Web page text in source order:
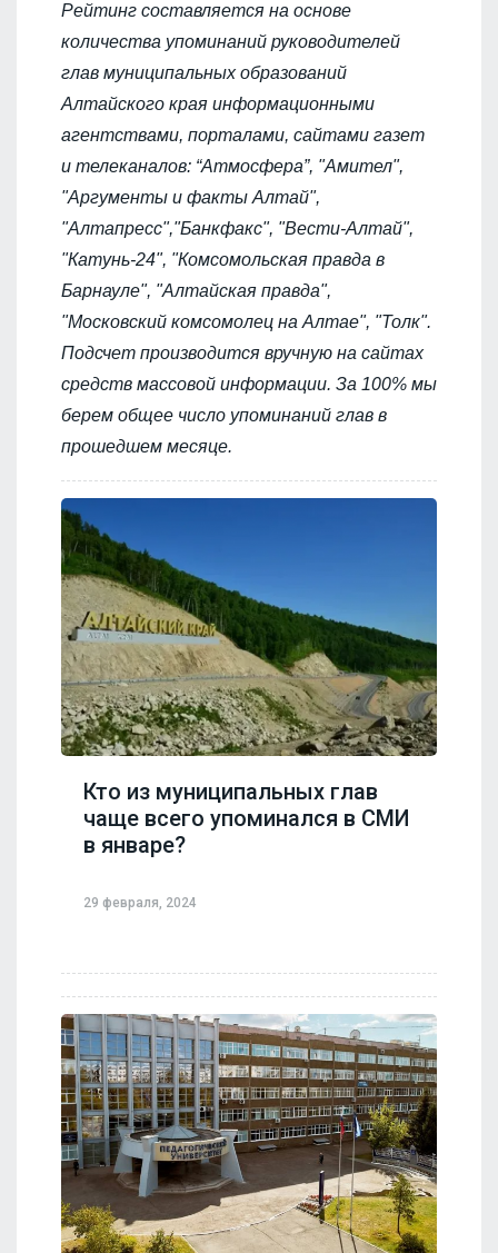
Рейтинг составляется на основе
количества упоминаний руководителей
глав муниципальных образований
Алтайского края информационными
агентствами, порталами, сайтами газет
и телеканалов: “Атмосфера”, "Амител",
"Аргументы и факты Алтай",
"Алтапресс","Банкфакс", "Вести-Алтай",
"Катунь-24", "Комсомольская правда в
Барнауле", "Алтайская правда",
"Московский комсомолец на Алтае", "Толк".
Подсчет производится вручную на сайтах
средств массовой информации. За 100% мы
берем общее число упоминаний глав в
прошедшем месяце.
Кто из муниципальных глав
чаще всего упоминался в СМИ
в январе?
29 февраля, 2024